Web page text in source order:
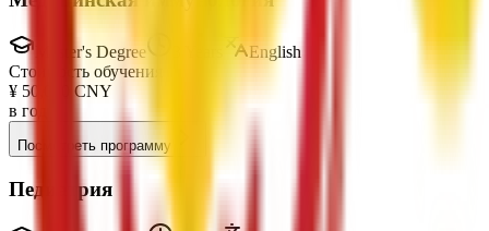
Master's Degree
English
Стоимость обучения
¥ 50,000
CNY
в год
Посмотреть программу
Педиатрия